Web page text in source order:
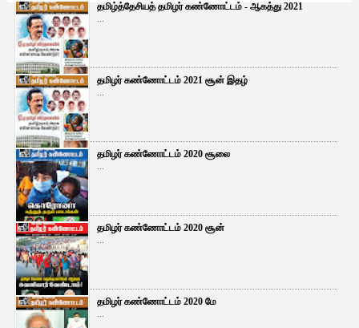
தமிழ்த்தேசியத் தமிழர் கண்ணோட்டம் - ஆகத்து 2021
...
தமிழர் கண்ணோட்டம் 2021 சூன் இதழ்
...
தமிழர் கண்ணோட்டம் 2020 சூலை
...
தமிழர் கண்ணோட்டம் 2020 சூன்
...
தமிழர் கண்ணோட்டம் 2020 மே
...